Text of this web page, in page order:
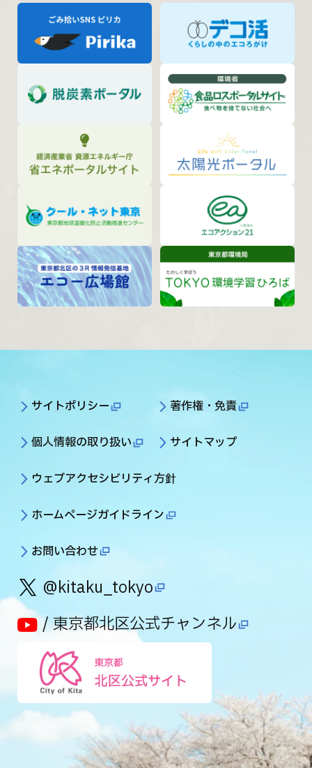
サイトポリシー 著作権・免責
個人情報の取り扱い サイトマップ
ウェブアクセシビリティ方針
ホームページガイドライン
お問い合わせ
@kitaku_tokyo
/ 東京都北区公式チャンネル